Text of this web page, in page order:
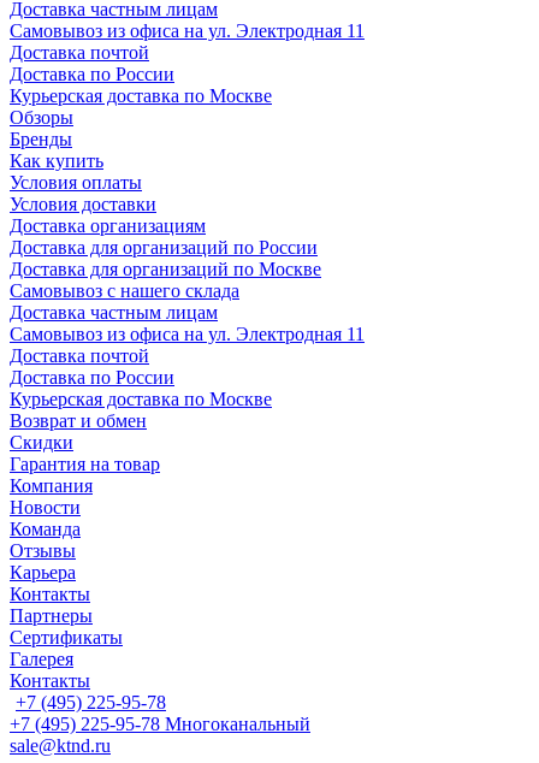
Доставка частным лицам
Самовывоз из офиса на ул. Электродная 11
Доставка почтой
Доставка по России
Курьерская доставка по Москве
Обзоры
Бренды
Как купить
Условия оплаты
Условия доставки
Доставка организациям
Доставка для организаций по России
Доставка для организаций по Москве
Самовывоз с нашего склада
Доставка частным лицам
Самовывоз из офиса на ул. Электродная 11
Доставка почтой
Доставка по России
Курьерская доставка по Москве
Возврат и обмен
Скидки
Гарантия на товар
Компания
Новости
Команда
Отзывы
Карьера
Контакты
Партнеры
Сертификаты
Галерея
Контакты
+7 (495) 225-95-78
+7 (495) 225-95-78 Многоканальный
sale@ktnd.ru